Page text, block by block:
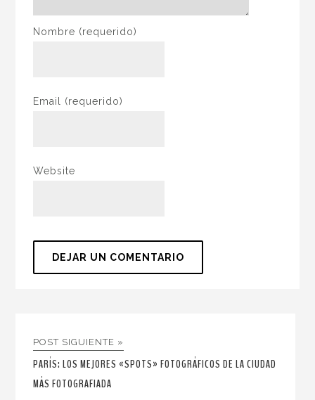
Nombre (requerido)
Email (requerido)
Website
POST SIGUIENTE »
PARÍS: LOS MEJORES «SPOTS» FOTOGRÁFICOS DE LA CIUDAD
MÁS FOTOGRAFIADA